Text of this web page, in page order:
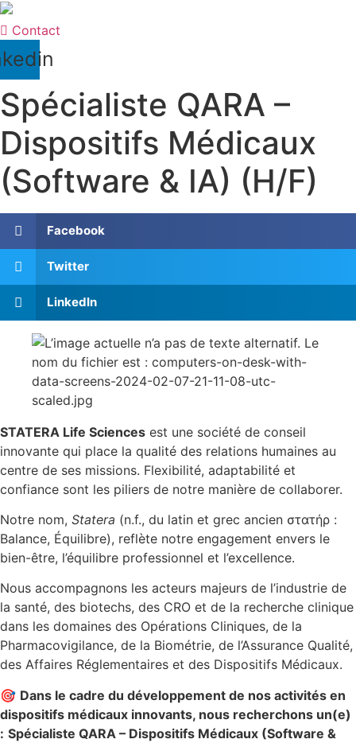
Contact
Spécialiste QARA –
Dispositifs Médicaux
(Software & IA) (H/F)
Facebook
Twitter
LinkedIn
STATERA Life Sciences est une société de conseil
innovante qui place la qualité des relations humaines au
centre de ses missions. Flexibilité, adaptabilité et
confiance sont les piliers de notre manière de collaborer.
Notre nom, Statera (n.f., du latin et grec ancien στατήρ :
Balance, Équilibre), reflète notre engagement envers le
bien-être, l’équilibre professionnel et l’excellence.
Nous accompagnons les acteurs majeurs de l’industrie de
la santé, des biotechs, des CRO et de la recherche clinique
dans les domaines des Opérations Cliniques, de la
Pharmacovigilance, de la Biométrie, de l’Assurance Qualité,
des Affaires Réglementaires et des Dispositifs Médicaux.
🎯 Dans le cadre du développement de nos activités en
dispositifs médicaux innovants, nous recherchons un(e)
: Spécialiste QARA – Dispositifs Médicaux (Software &